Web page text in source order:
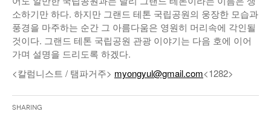
소하기만 하다. 하지만 그랜드 테톤 국립공원의 웅장한 모습과
풍경을 마주하는 순간 그 아름다움은 영원히 머리속에 각인될
것이다. 그랜드 테톤 국립공원 관광 이야기는 다음 호에 이어
가며 설명을 드리도록 하겠다.
<칼럼니스트 / 탬파거주> myongyul@gmail.com<1282>
Sharing